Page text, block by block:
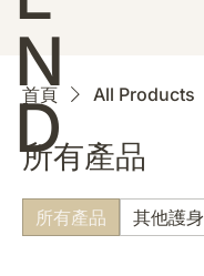
N
D
首頁 All Products
所有產品
所有產品 其他護